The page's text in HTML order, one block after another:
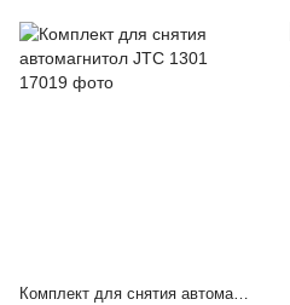
Комплект для снятия автомагнитол JTC 1301